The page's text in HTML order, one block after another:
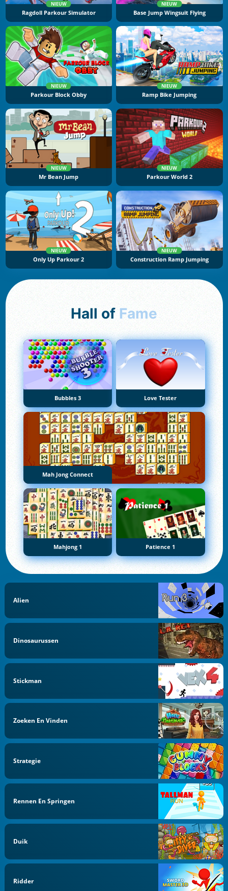
NIEUW
Ragdoll Parkour Simulator
NIEUW
Base Jump Wingsuit Flying
NIEUW
Parkour Block Obby
NIEUW
Ramp Bike Jumping
NIEUW
Mr Bean Jump
NIEUW
Parkour World 2
NIEUW
Only Up Parkour 2
NIEUW
Construction Ramp Jumping
Hall of Fame
Bubbles 3 Love Tester
Mah Jong Connect
Mahjong 1 Patience 1
Alien
Dinosaurussen
Stickman
Zoeken En Vinden
Strategie
Rennen En Springen
Duik
Ridder